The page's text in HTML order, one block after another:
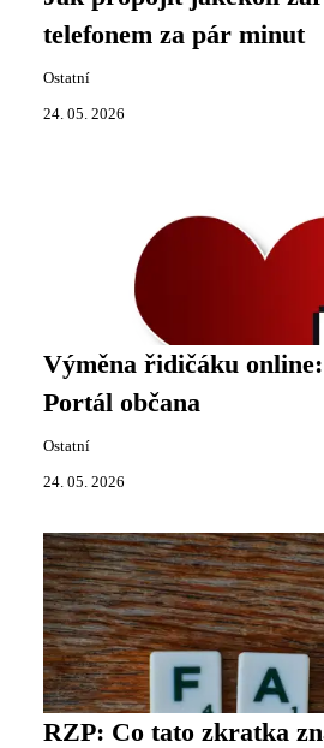
telefonem za pár minut
Ostatní
24. 05. 2026
Výměna řidičáku
Portál občana
Ostatní
24. 05. 2026
RZP: Co tato zkratka